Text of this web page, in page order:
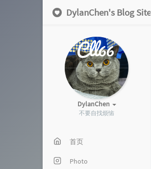
DylanChen's Blog Site
DylanChen
不要自找烦恼
首页
Photo